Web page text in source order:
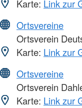
Karte: Link zur
Ortsvereine
Ortsverein
Karte: Link zur
Ortsvereine
Ortsverein
Karte: Link zur